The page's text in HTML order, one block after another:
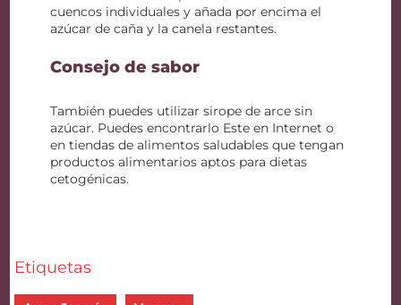
cuencos individuales y añada por encima el
azúcar de caña y la canela restantes.
Consejo de sabor
También puedes utilizar sirope de arce sin
azúcar. Puedes encontrarlo Este en Internet o
en tiendas de alimentos saludables que tengan
productos alimentarios aptos para dietas
cetogénicas.
Etiquetas